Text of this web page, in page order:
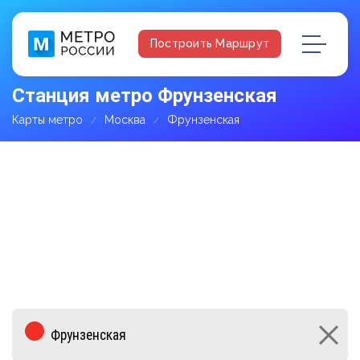
Построить Маршрут
Станция метро Фрунзенская
Карты метро Москва Фрунзенская